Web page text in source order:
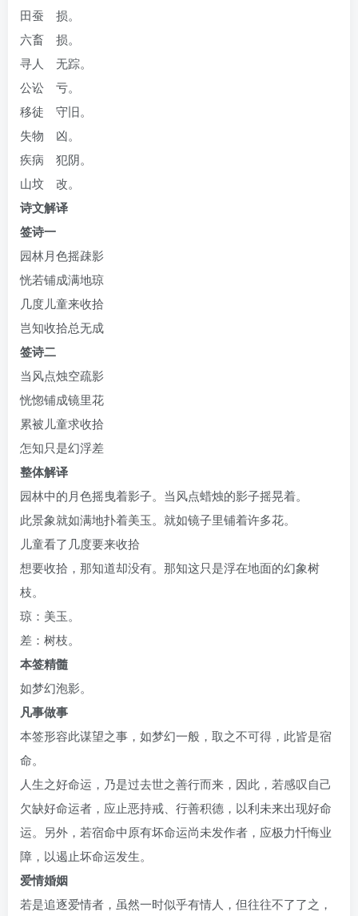
田蚕 损。
六畜 损。
寻人 无踪。
公讼 亏。
移徒 守旧。
失物 凶。
疾病 犯阴。
山坟 改。
诗文解译
签诗一
园林月色摇疎影
恍若铺成满地琼
几度儿童来收拾
岂知收拾总无成
签诗二
当风点烛空疏影
恍惚铺成镜里花
累被儿童求收拾
怎知只是幻浮差
整体解译
园林中的月色摇曳着影子。当风点蜡烛的影子摇晃着。
此景象就如满地扑着美玉。就如镜子里铺着许多花。
儿童看了几度要来收拾
想要收拾，那知道却没有。那知这只是浮在地面的幻象树
枝。
琼：美玉。
差：树枝。
本签精髓
如梦幻泡影。
凡事做事
本签形容此谋望之事，如梦幻一般，取之不可得，此皆是宿
命。
人生之好命运，乃是过去世之善行而来，因此，若感叹自己
欠缺好命运者，应止恶持戒、行善积德，以利未来出现好命
运。另外，若宿命中原有坏命运尚未发作者，应极力忏悔业
障，以遏止坏命运发生。
爱情婚姻
若是追逐爱情者，虽然一时似乎有情人，但往往不了了之，